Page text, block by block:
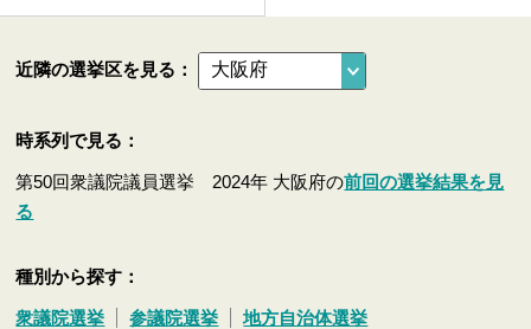
近隣の選挙区を見る：
時系列で見る：
第50回衆議院議員選挙 2024年 大阪府の前回の選挙結果を見
る
種別から探す：
衆議院選挙 参議院選挙 地方自治体選挙